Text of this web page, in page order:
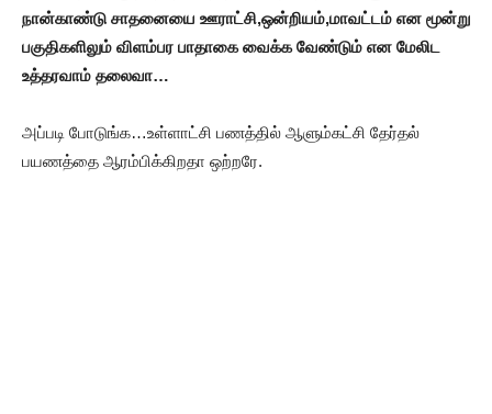
நான்காண்டு சாதனையை ஊராட்சி,ஒன்றியம்,மாவட்டம் என மூன்று
பகுதிகளிலும் விளம்பர பாதாகை வைக்க வேண்டும் என மேலிட
உத்தரவாம் தலைவா…
அப்படி போடுங்க…உள்ளாட்சி பணத்தில் ஆளும்கட்சி தேர்தல்
பயணத்தை ஆரம்பிக்கிறதா ஒற்றரே.